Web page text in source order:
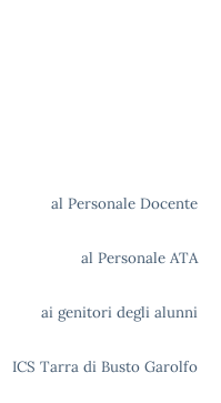
al Personale Docente
al Personale ATA
ai genitori degli alunni
ICS Tarra di Busto Garolfo